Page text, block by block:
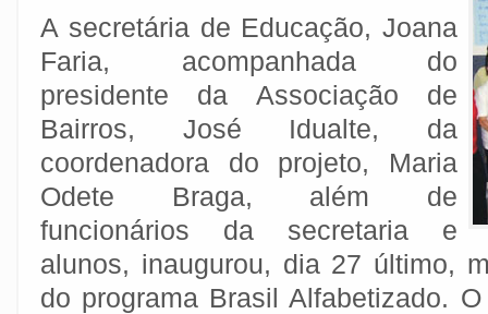
A secretária de Educação, Joana
Faria, acompanhada do
presidente da Associação de
Bairros, José Idualte, da
coordenadora do projeto, Maria
Odete Braga, além de
funcionários da secretaria e
alunos, inaugurou, dia 27 último,
do programa Brasil Alfabetizado.